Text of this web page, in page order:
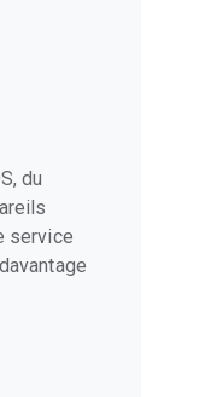
du
service